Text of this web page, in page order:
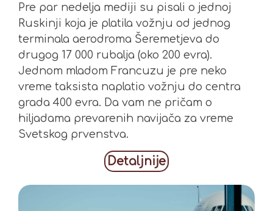
Pre par nedelja mediji su pisali o jednoj
Ruskinji koja je platila vožnju od jednog
terminala aerodroma Šeremetjeva do
drugog 17 000 rubalja (oko 200 evra).
Jednom mladom Francuzu je pre neko
vreme taksista naplatio vožnju do centra
grada 400 evra. Da vam ne pričam o
hiljadama prevarenih navijača za vreme
Svetskog prvenstva.
Detaljnije